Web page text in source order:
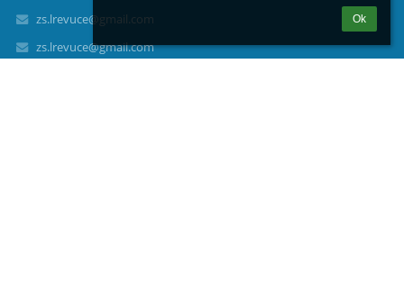
Ok
zs.lrevuce@gmail.com
zs.lrevuce@gmail.com